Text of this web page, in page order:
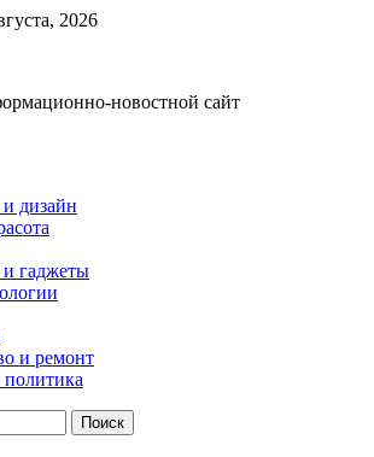
2026
новостной сайт
дизайн
гаджеты
и ремонт